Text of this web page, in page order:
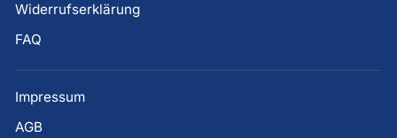
Widerrufserklärung
FAQ
Impressum
AGB